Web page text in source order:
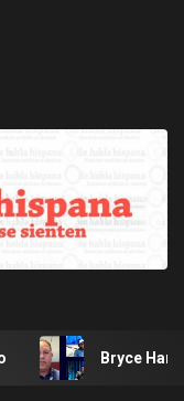
Bryce Harper de Filis